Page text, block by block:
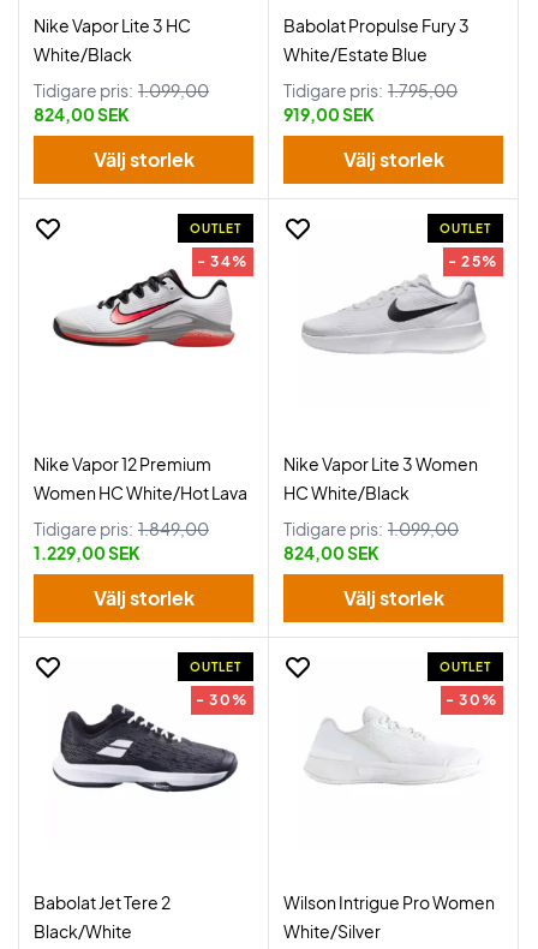
Nike Vapor Lite 3 HC
White/Black
Tidigare pris: 1.099,00
824,00 SEK
Välj storlek
Babolat Propulse Fury 3
White/Estate Blue
Tidigare pris: 1.795,00
919,00 SEK
Välj storlek
OUTLET
- 34%
Nike Vapor 12 Premium
Women HC White/Hot Lava
Tidigare pris: 1.849,00
1.229,00 SEK
Välj storlek
OUTLET
- 25%
Nike Vapor Lite 3 Women
HC White/Black
Tidigare pris: 1.099,00
824,00 SEK
Välj storlek
OUTLET
- 30%
Babolat Jet Tere 2
Black/White
OUTLET
- 30%
Wilson Intrigue Pro Women
White/Silver